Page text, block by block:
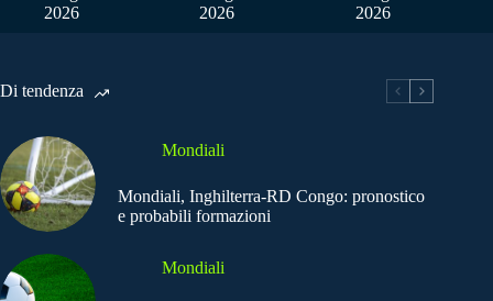
2026
2026
2026
Di tendenza
Mondiali
Mondiali, Inghilterra-RD Congo: pronostico
e probabili formazioni
Mondiali